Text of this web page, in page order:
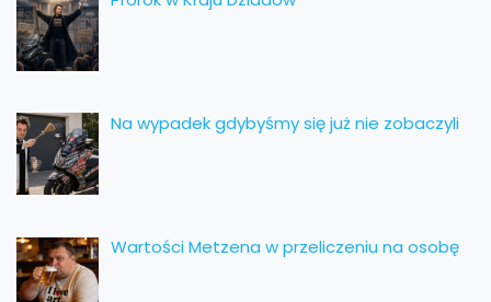
Na wypadek gdybyśmy się już nie zobaczyli
Wartości Metzena w przeliczeniu na osobę